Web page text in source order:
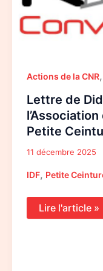
Actions de la CNR,
Lettre de
Petite
11 décembre 2025
IDF, Petite
Promeneurs
de
la
Lire l'article »